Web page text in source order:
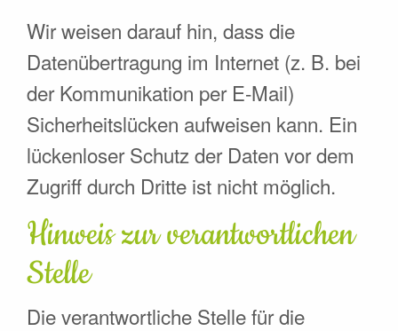
Wir weisen darauf hin, dass die
Datenübertragung im Internet (z. B. bei
der Kommunikation per E-Mail)
Sicherheitslücken aufweisen kann. Ein
lückenloser Schutz der Daten vor dem
Zugriff durch Dritte ist nicht möglich.
Hinweis zur verantwortlichen
Stelle
Die verantwortliche Stelle für die